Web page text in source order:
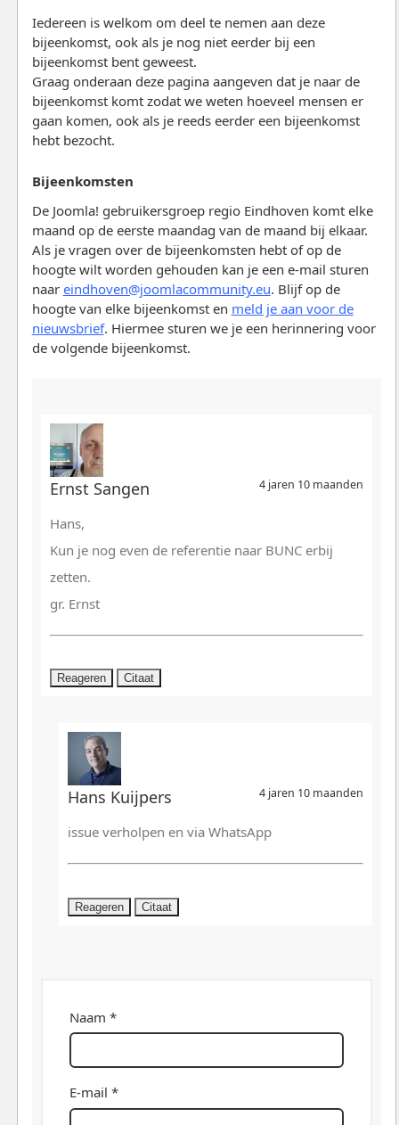
Iedereen is welkom om deel te nemen aan deze
bijeenkomst, ook als je nog niet eerder bij een
bijeenkomst bent geweest.
Graag onderaan deze pagina aangeven dat je naar de
bijeenkomst komt zodat we weten hoeveel mensen er
gaan komen, ook als je reeds eerder een bijeenkomst
hebt bezocht.
Bijeenkomsten
De Joomla! gebruikersgroep regio Eindhoven komt elke
maand op de eerste maandag van de maand bij elkaar.
Als je vragen over de bijeenkomsten hebt of op de
hoogte wilt worden gehouden kan je een e-mail sturen
naar eindhoven@joomlacommunity.eu. Blijf op de
hoogte van elke bijeenkomst en meld je aan voor de
nieuwsbrief. Hiermee sturen we je een herinnering voor
de volgende bijeenkomst.
Ernst Sangen 4 jaren 10 maanden
Hans,
Kun je nog even de referentie naar BUNC erbij
zetten.
gr. Ernst
Reageren Citaat
Hans Kuijpers 4 jaren 10 maanden
issue verholpen en via WhatsApp
Reageren Citaat
Naam *
E-mail *